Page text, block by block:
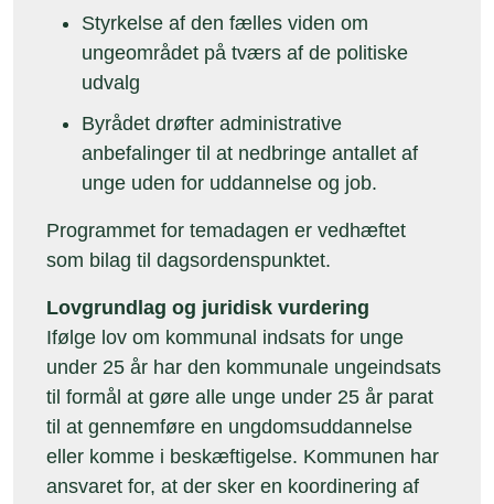
Styrkelse af den fælles viden om
ungeområdet på tværs af de politiske
udvalg
Byrådet drøfter administrative
anbefalinger til at nedbringe antallet af
unge uden for uddannelse og job.
Programmet for temadagen er vedhæftet
som bilag til dagsordenspunktet.
Lovgrundlag og juridisk vurdering
Ifølge lov om kommunal indsats for unge
under 25 år har den kommunale ungeindsats
til formål at gøre alle unge under 25 år parat
til at gennemføre en ungdomsuddannelse
eller komme i beskæftigelse. Kommunen har
ansvaret for, at der sker en koordinering af